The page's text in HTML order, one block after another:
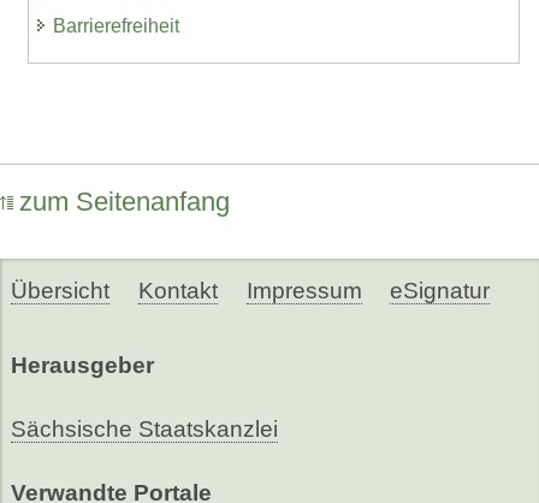
Barrierefreiheit
zum Seitenanfang
Übersicht Kontakt Impressum eSignatur
Herausgeber
Sächsische Staatskanzlei
Verwandte Portale